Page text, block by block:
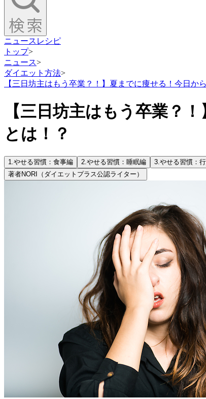
ニュース レシピ
トップ>
ニュース>
ダイエット方法>
【三日坊主はもう卒業？！】夏までに痩せる！今日か
【三日坊主はもう卒業？
とは！？
1.やせる習慣：食事編 2.やせる習慣：睡眠編 3.やせる習慣：
著者NORI（ダイエットプラス公認ライター）